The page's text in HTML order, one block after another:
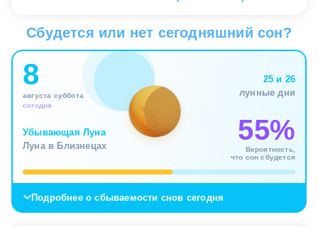
или рваный?
Состояние баула во сне показывает, насколько
устойчив ваш способ справляться с нагрузкой.
Целый и крепкий баул говорит, что накопленный
опыт пока служит опорой, даже если ноша
кажется тяжелой. Неподьемный баул меняет
акцент: дело уже не в силе характера, а в том, что
на вас оказалось слишком много чужого и
Рваный, расстегнувшийся или промокший баул
намекает, что прежняя система удерживания
чувств и обязанностей дала трещину. Что-то
Сбудется или нет сегодняшний сон?
8
августа суббота
сегодня
Убывающая Луна
Луна в Близнецах
25 и 26
лунные дни
55%
Вероятность,
что сон сбудется
Подробнее о сбываемости снов сегодня